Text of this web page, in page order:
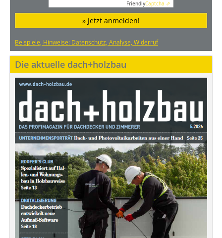
FriendlyCaptcha ⇗
» Jetzt anmelden!
Beispiele, Hinweise: Datenschutz, Analyse, Widerruf
Die aktuelle dach+holzbau